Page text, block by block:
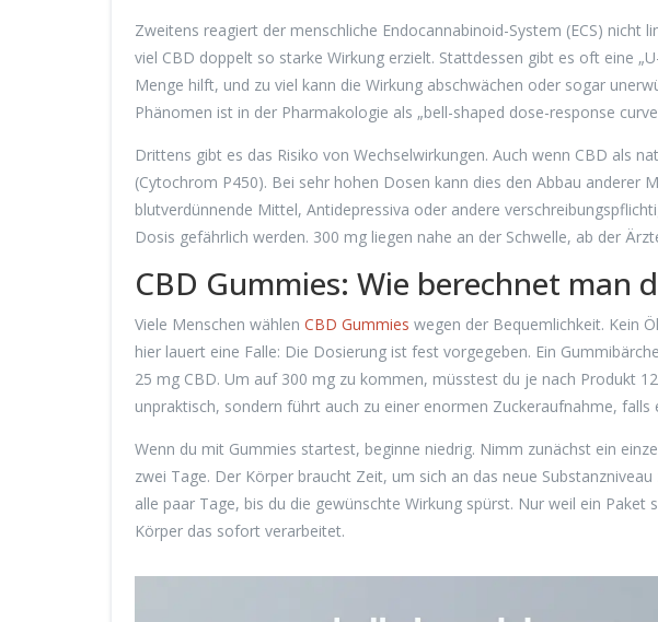
Zweitens reagiert der menschliche Endocannabinoid-System (ECS) nicht
viel CBD doppelt so starke Wirkung erzielt. Stattdessen gibt es oft eine
Menge hilft, und zu viel kann die Wirkung abschwächen oder sogar
Phänomen ist in der Pharmakologie als „bell-shaped dose-response
Drittens gibt es das Risiko von Wechselwirkungen. Auch wenn CBD als
(Cytochrom P450). Bei sehr hohen Dosen kann dies den Abbau anderer
blutverdünnende Mittel, Antidepressiva oder andere
Dosis gefährlich werden. 300 mg liegen nahe an der Schwelle, ab der
CBD Gummies: Wie berechnet man
Viele Menschen wählen CBD Gummies wegen der Bequemlichkeit. Kein
hier lauert eine Falle: Die Dosierung ist fest vorgegeben. Ein
25 mg CBD. Um auf 300 mg zu kommen, müsstest du je nach Produkt
unpraktisch, sondern führt auch zu einer enormen Zuckeraufnahme,
Wenn du mit Gummies startest, beginne niedrig. Nimm zunächst ein
zwei Tage. Der Körper braucht Zeit, um sich an das neue
alle paar Tage, bis du die gewünschte Wirkung spürst. Nur weil ein Paket
Körper das sofort verarbeitet.